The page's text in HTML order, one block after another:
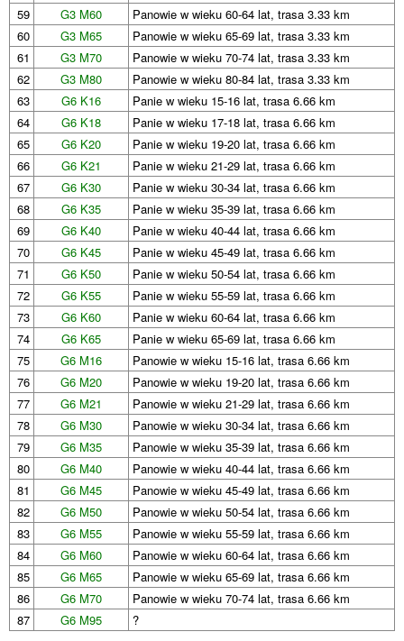
59
G3 M60
Panowie w wieku 60-64 lat, trasa 3.33 km
60
G3 M65
Panowie w wieku 65-69 lat, trasa 3.33 km
61
G3 M70
Panowie w wieku 70-74 lat, trasa 3.33 km
62
G3 M80
Panowie w wieku 80-84 lat, trasa 3.33 km
63
G6 K16
Panie w wieku 15-16 lat, trasa 6.66 km
64
G6 K18
Panie w wieku 17-18 lat, trasa 6.66 km
65
G6 K20
Panie w wieku 19-20 lat, trasa 6.66 km
66
G6 K21
Panie w wieku 21-29 lat, trasa 6.66 km
67
G6 K30
Panie w wieku 30-34 lat, trasa 6.66 km
68
G6 K35
Panie w wieku 35-39 lat, trasa 6.66 km
69
G6 K40
Panie w wieku 40-44 lat, trasa 6.66 km
70
G6 K45
Panie w wieku 45-49 lat, trasa 6.66 km
71
G6 K50
Panie w wieku 50-54 lat, trasa 6.66 km
72
G6 K55
Panie w wieku 55-59 lat, trasa 6.66 km
73
G6 K60
Panie w wieku 60-64 lat, trasa 6.66 km
74
G6 K65
Panie w wieku 65-69 lat, trasa 6.66 km
75
G6 M16
Panowie w wieku 15-16 lat, trasa 6.66 km
76
G6 M20
Panowie w wieku 19-20 lat, trasa 6.66 km
77
G6 M21
Panowie w wieku 21-29 lat, trasa 6.66 km
78
G6 M30
Panowie w wieku 30-34 lat, trasa 6.66 km
79
G6 M35
Panowie w wieku 35-39 lat, trasa 6.66 km
80
G6 M40
Panowie w wieku 40-44 lat, trasa 6.66 km
81
G6 M45
Panowie w wieku 45-49 lat, trasa 6.66 km
82
G6 M50
Panowie w wieku 50-54 lat, trasa 6.66 km
83
G6 M55
Panowie w wieku 55-59 lat, trasa 6.66 km
84
G6 M60
Panowie w wieku 60-64 lat, trasa 6.66 km
85
G6 M65
Panowie w wieku 65-69 lat, trasa 6.66 km
86
G6 M70
Panowie w wieku 70-74 lat, trasa 6.66 km
87
G6 M95 ?